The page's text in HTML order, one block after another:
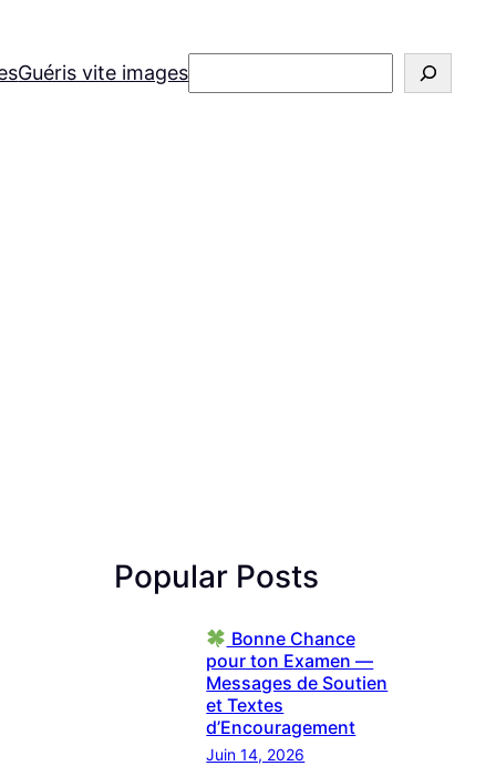
Guéris vite imagesRechercher
Popular Posts
Bonne Chance
pour ton Examen —
Messages de Soutien
et Textes
d’Encouragement
Juin 14, 2026